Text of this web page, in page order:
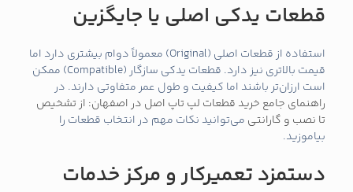
قطعات یدکی اصلی یا جایگزین
استفاده از قطعات اصلی (Original) معمولاً دوام بیشتری دارد اما
قیمت بالاتری نیز دارد. قطعات یدکی سازگار (Compatible) ممکن
است ارزان‌تر باشند اما کیفیت و طول عمر متفاوتی دارند. در
راهنمای جامع خرید قطعات لپ تاپ اصل در اصفهان: از تشخیص
تا نصب و گارانتی می‌توانید نکات مهم در انتخاب قطعات را
بیاموزید.
دستمزد تعمیرکار و مرکز خدمات